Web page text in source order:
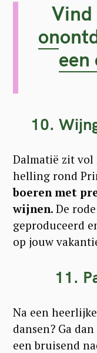
Vind
10.
Dalmatië zit vol
helling rond
boeren met
wijnen. De
geproduceerd
op jouw
11.
Na een
dansen? Ga
een bruisend